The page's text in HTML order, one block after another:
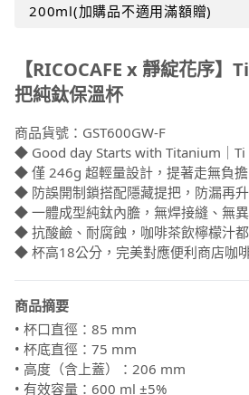
200ml(加購品不適用滿額贈)
【RICOCAFE x 靜綻花序】
把純鈦保溫杯
商品貨號： GST600GW-F
◆ Good day Starts with Titanium｜Ti
◆ 僅 246g 超輕量設計，提著走無負擔
◆ 防誤開制鎖搭配隱藏提把，防漏再
◆ 一體成型純鈦內膽，無焊接縫、無
◆ 抗酸鹼、耐腐蝕，咖啡茶飲檸檬汁
◆ 杯高18公分，完美對應便利商店咖
商品摘要
• 杯口直徑：85 mm
• 杯底直徑：75 mm
• 高度（含上蓋）：206 mm
• 有效容量：600 ml ±5%